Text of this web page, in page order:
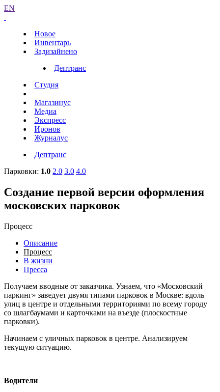
EN
Новое
Инвентарь
Задизайнено
Дептранс
Студия
Магазинус
Медиа
Экспресс
Иронов
Журналус
Дептранс
Парковки: 1.0 2.0 3.0 4.0
Создание первой версии оформления
московских парковок
Процесс
Описание
Процесс
В жизни
Пресса
Получаем вводные от заказчика. Узнаем, что «Московский
паркинг» заведует двумя типами парковок в Москве: вдоль
улиц в центре и отдельными территориями по всему городу
со шлагбаумами и карточками на въезде (плоскостные
парковки).
Начинаем с уличных парковок в центре. Анализируем
текущую ситуацию.
Водители